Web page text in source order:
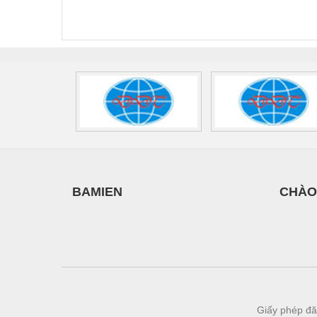
Xe hơi - Phụ tùng
Xe máy - Phụ tùng
Xe tải - phụ tùng
BAMIEN
Giấy phép